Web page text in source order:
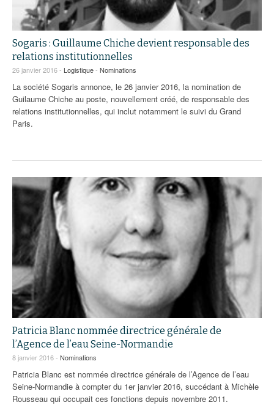
Sogaris : Guillaume Chiche devient responsable des
relations institutionnelles
26 janvier 2016 - Logistique- Nominations
La société Sogaris annonce, le 26 janvier 2016, la nomination de
Guilaume Chiche au poste, nouvellement créé, de responsable des
relations institutionnelles, qui inclut notamment le suivi du Grand
Paris.
Patricia Blanc nommée directrice générale de
l’Agence de l’eau Seine-Normandie
8 janvier 2016 - Nominations
Patricia Blanc est nommée directrice générale de l’Agence de l’eau
Seine-Normandie à compter du 1er janvier 2016, succédant à Michèle
Rousseau qui occupait ces fonctions depuis novembre 2011.